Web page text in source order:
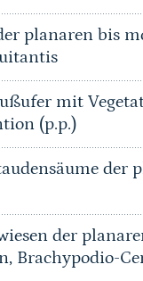
planaren bis
mit
(p.p.)
der
Brachypodio-